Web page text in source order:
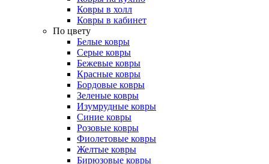
Ковры в холл
Ковры в кабинет
По цвету
Белые ковры
Серые ковры
Бежевые ковры
Красные ковры
Бордовые ковры
Зеленые ковры
Изумрудные ковры
Синие ковры
Розовые ковры
Фиолетовые ковры
Желтые ковры
Бирюзовые ковры